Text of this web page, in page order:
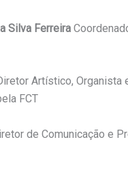
Silva Ferreira
Artístico, Organista
FCT
de Comunicação e